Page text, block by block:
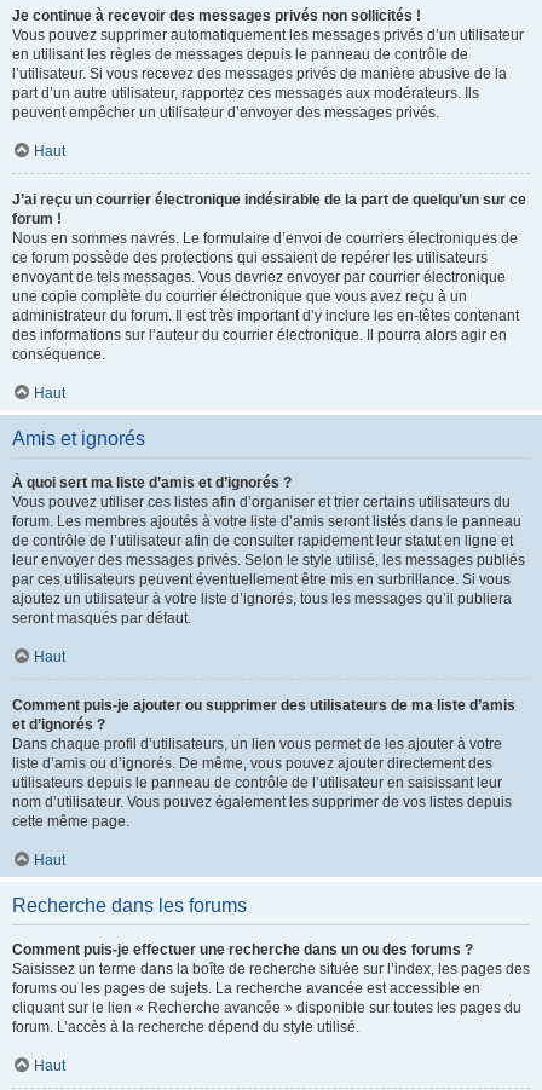
Je continue à recevoir des messages privés non sollicités !
Vous pouvez supprimer automatiquement les messages privés d’un utilisateur
en utilisant les règles de messages depuis le panneau de contrôle de
l’utilisateur. Si vous recevez des messages privés de manière abusive de la
part d’un autre utilisateur, rapportez ces messages aux modérateurs. Ils
peuvent empêcher un utilisateur d’envoyer des messages privés.
Haut
J’ai reçu un courrier électronique indésirable de la part de quelqu’un sur ce
forum !
Nous en sommes navrés. Le formulaire d’envoi de courriers électroniques de
ce forum possède des protections qui essaient de repérer les utilisateurs
envoyant de tels messages. Vous devriez envoyer par courrier électronique
une copie complète du courrier électronique que vous avez reçu à un
administrateur du forum. Il est très important d’y inclure les en-têtes contenant
des informations sur l’auteur du courrier électronique. Il pourra alors agir en
conséquence.
Haut
Amis et ignorés
À quoi sert ma liste d’amis et d’ignorés ?
Vous pouvez utiliser ces listes afin d’organiser et trier certains utilisateurs du
forum. Les membres ajoutés à votre liste d’amis seront listés dans le panneau
de contrôle de l’utilisateur afin de consulter rapidement leur statut en ligne et
leur envoyer des messages privés. Selon le style utilisé, les messages publiés
par ces utilisateurs peuvent éventuellement être mis en surbrillance. Si vous
ajoutez un utilisateur à votre liste d’ignorés, tous les messages qu’il publiera
seront masqués par défaut.
Haut
Comment puis-je ajouter ou supprimer des utilisateurs de ma liste d’amis
et d’ignorés ?
Dans chaque profil d’utilisateurs, un lien vous permet de les ajouter à votre
liste d’amis ou d’ignorés. De même, vous pouvez ajouter directement des
utilisateurs depuis le panneau de contrôle de l’utilisateur en saisissant leur
nom d’utilisateur. Vous pouvez également les supprimer de vos listes depuis
cette même page.
Haut
Recherche dans les forums
Comment puis-je effectuer une recherche dans un ou des forums ?
Saisissez un terme dans la boîte de recherche située sur l’index, les pages des
forums ou les pages de sujets. La recherche avancée est accessible en
cliquant sur le lien « Recherche avancée » disponible sur toutes les pages du
forum. L’accès à la recherche dépend du style utilisé.
Haut